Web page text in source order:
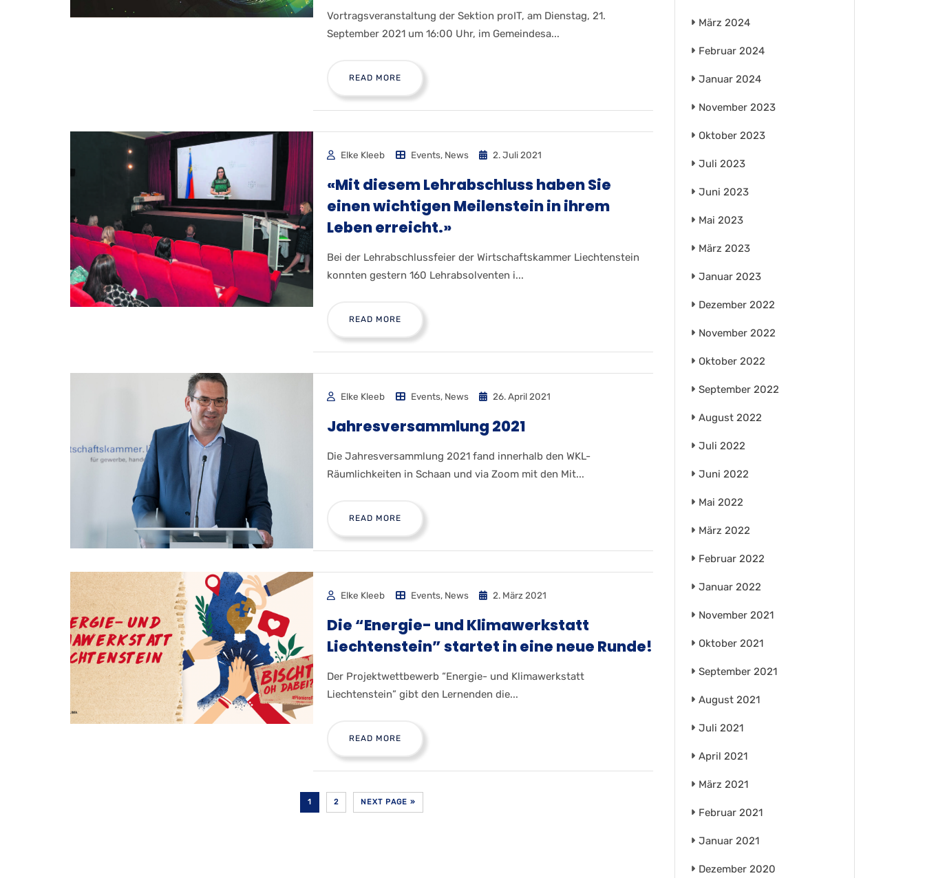
Vortragsveranstaltung der Sektion proIT, am Dienstag, 21.
September 2021 um 16:00 Uhr, im Gemeindesa...
READ MORE
Elke Kleeb Events, News 2. Juli 2021
«Mit diesem Lehrabschluss haben Sie
einen wichtigen Meilenstein in ihrem
Leben erreicht.»
Bei der Lehrabschlussfeier der Wirtschaftskammer Liechtenstein
konnten gestern 160 Lehrabsolventen i...
READ MORE
Elke Kleeb Events, News 26. April 2021
Jahresversammlung 2021
Die Jahresversammlung 2021 fand innerhalb den WKL-
Räumlichkeiten in Schaan und via Zoom mit den Mit...
READ MORE
Elke Kleeb Events, News 2. März 2021
Die “Energie- und Klimawerkstatt
Liechtenstein” startet in eine neue Runde!
Der Projektwettbewerb “Energie- und Klimawerkstatt
Liechtenstein” gibt den Lernenden die...
READ MORE
1 2 NEXT PAGE »
März 2024
Februar 2024
Januar 2024
November 2023
Oktober 2023
Juli 2023
Juni 2023
Mai 2023
März 2023
Januar 2023
Dezember 2022
November 2022
Oktober 2022
September 2022
August 2022
Juli 2022
Juni 2022
Mai 2022
März 2022
Februar 2022
Januar 2022
November 2021
Oktober 2021
September 2021
August 2021
Juli 2021
April 2021
März 2021
Februar 2021
Januar 2021
Dezember 2020